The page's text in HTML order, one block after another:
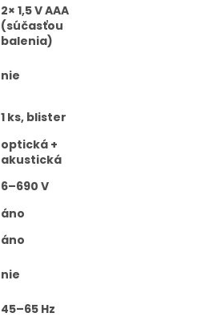
2× 1,5 V AAA
(súčasťou
balenia)
nie
1 ks, blister
optická +
akustická
6–690 V
áno
áno
nie
45–65 Hz